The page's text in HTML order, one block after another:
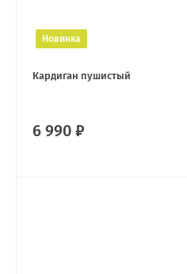
Новинка
Кардиган пушистый
6 990 ₽